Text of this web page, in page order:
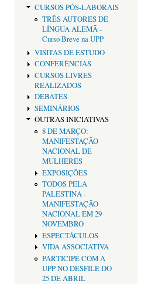
CURSOS PÓS-LABORAIS
TRÊS AUTORES DE
LÍNGUA ALEMÃ -
Curso Breve na UPP
VISITAS DE ESTUDO
CONFERÊNCIAS
CURSOS LIVRES
REALIZADOS
DEBATES
SEMINÁRIOS
OUTRAS INICIATIVAS
8 DE MARÇO:
MANIFESTAÇÃO
NACIONAL DE
MULHERES
EXPOSIÇÕES
TODOS PELA
PALESTINA -
MANIFESTAÇÃO
NACIONAL EM 29
NOVEMBRO
ESPECTÁCULOS
VIDA ASSOCIATIVA
PARTICIPE COM A
UPP NO DESFILE DO
25 DE ABRIL